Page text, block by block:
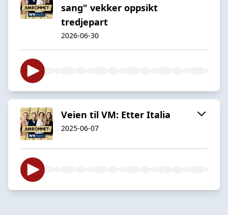
sang" vekker oppsikt
tredjepart
2026-06-30
Veien til VM: Etter Italia
2025-06-07